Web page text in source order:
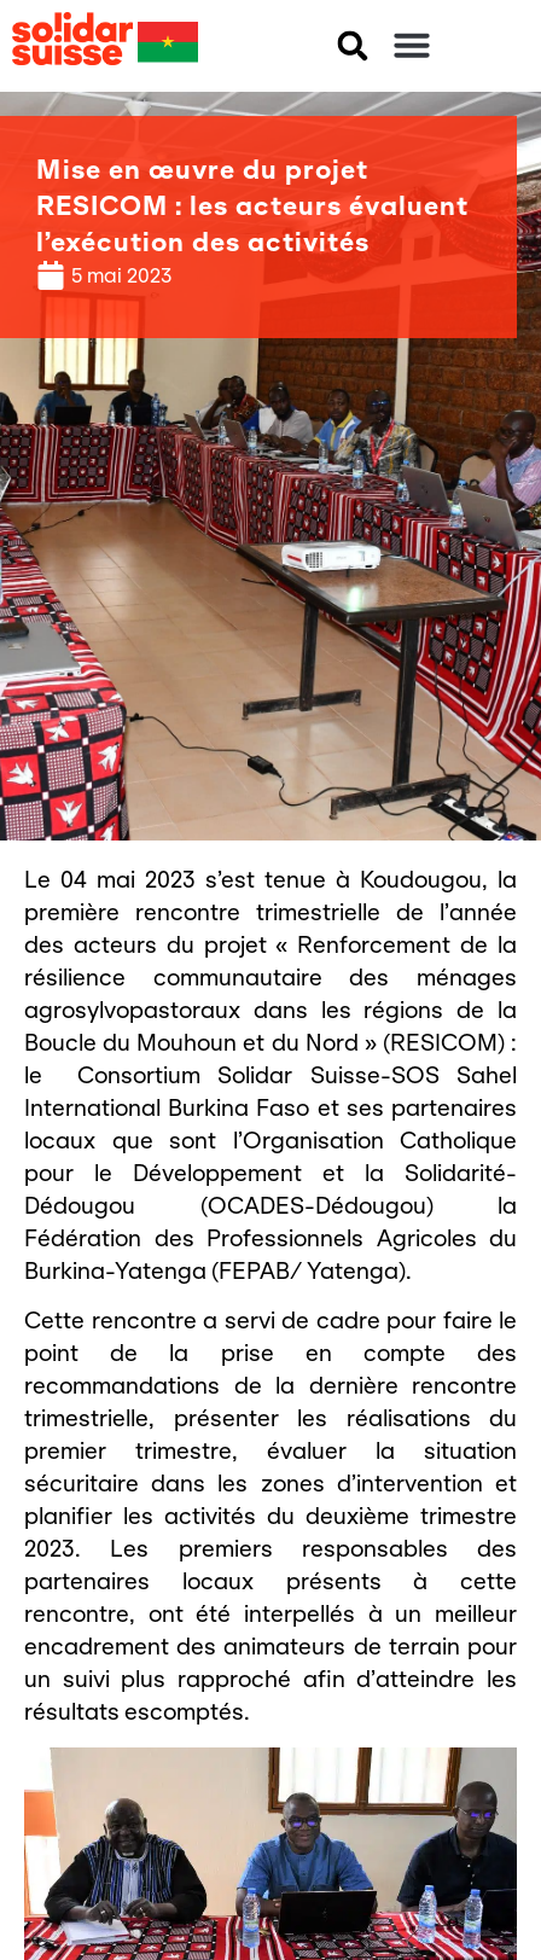
Mise en œuvre du projet
RESICOM : les acteurs évaluent
l’exécution des activités
5 mai 2023
Le 04 mai 2023 s’est tenue à Koudougou, la
première rencontre trimestrielle de l’année
des acteurs du projet « Renforcement de la
résilience communautaire des ménages
agrosylvopastoraux dans les régions de la
Boucle du Mouhoun et du Nord » (RESICOM) :
le Consortium Solidar Suisse-SOS Sahel
International Burkina Faso et ses partenaires
locaux que sont l’Organisation Catholique
pour le Développement et la Solidarité-
Dédougou (OCADES-Dédougou) la
Fédération des Professionnels Agricoles du
Burkina-Yatenga (FEPAB/ Yatenga).
Cette rencontre a servi de cadre pour faire le
point de la prise en compte des
recommandations de la dernière rencontre
trimestrielle, présenter les réalisations du
premier trimestre, évaluer la situation
sécuritaire dans les zones d’intervention et
planifier les activités du deuxième trimestre
2023. Les premiers responsables des
partenaires locaux présents à cette
rencontre, ont été interpellés à un meilleur
encadrement des animateurs de terrain pour
un suivi plus rapproché afin d’atteindre les
résultats escomptés.